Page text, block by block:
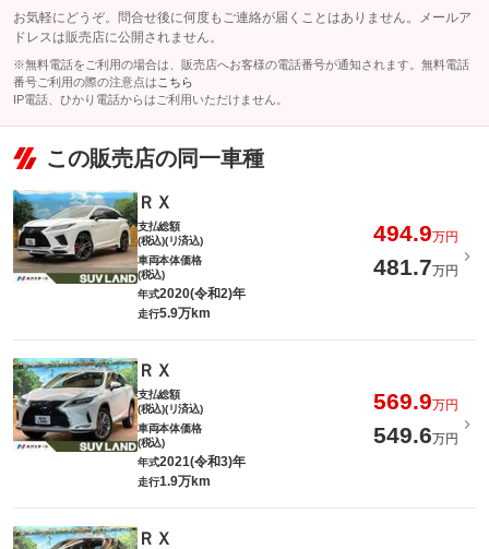
お気軽にどうぞ。問合せ後に何度もご連絡が届くことはありません。メールア
ドレスは販売店に公開されません。
※無料電話をご利用の場合は、販売店へお客様の電話番号が通知されます。無料電話
番号ご利用の際の注意点は こちら
IP電話、ひかり電話からはご利用いただけません。
この販売店の同一車種
ＲＸ
支払総額
(税込)(リ済込)
494.9万円
車両本体価格
(税込)
481.7万円
年式2020(令和2)年
走行5.9万km
ＲＸ
支払総額
(税込)(リ済込)
569.9万円
車両本体価格
(税込)
549.6万円
年式2021(令和3)年
走行1.9万km
ＲＸ